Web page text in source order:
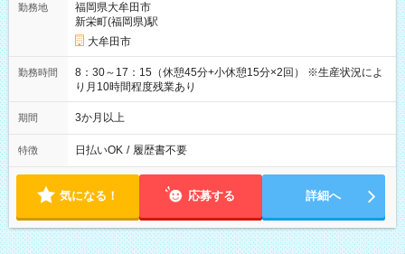
勤務地
福岡県大牟田市
新栄町(福岡県)駅
大牟田市
勤務時間
8：30～17：15（休憩45分+小休憩15分×2回） ※生産状況によ
り月10時間程度残業あり
期間 3か月以上
特徴 日払いOK / 履歴書不要
気になる！ 応募する 詳細へ